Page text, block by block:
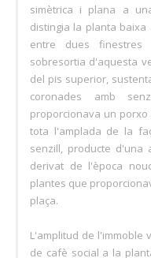
simètrica i plana a
distingia la planta
entre dues finestres
sobresortia d'aquesta
del pis superior,
coronades amb
proporcionava un
tota l'amplada de la
senzill, producte d'una
derivat de l'època
plantes que
plaça.
L'amplitud de l'immoble
de cafè social a la